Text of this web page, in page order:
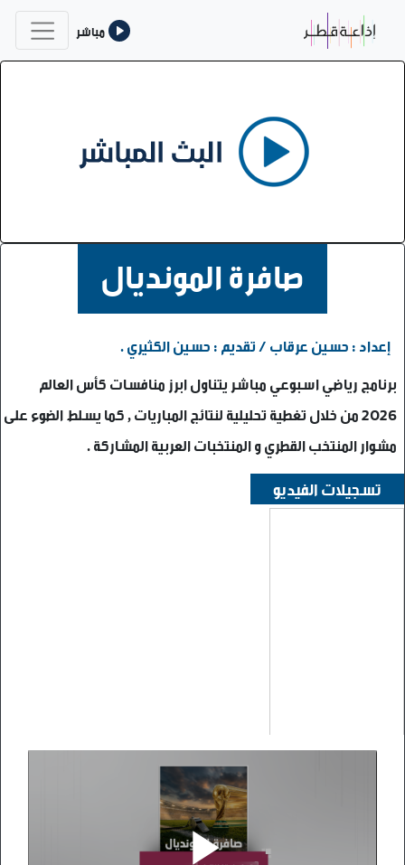
مباشر
صافرة المونديال
إعداد : حسين عرقاب / تقديم : حسين الكثيري .
برنامج رياضي اسبوعي مباشر يتناول ابرز منافسات كأس العالم
2026 من خلال تغطية تحليلية لنتائج المباريات , كما يسلط الضوء على
مشوار المنتخب القطري و المنتخبات العربية المشاركة .
تسجيلات الفيديو